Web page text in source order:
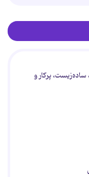
پرکار و